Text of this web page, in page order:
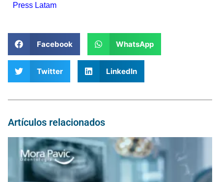
Press Latam
Facebook WhatsApp
Twitter LinkedIn
Artículos relacionados